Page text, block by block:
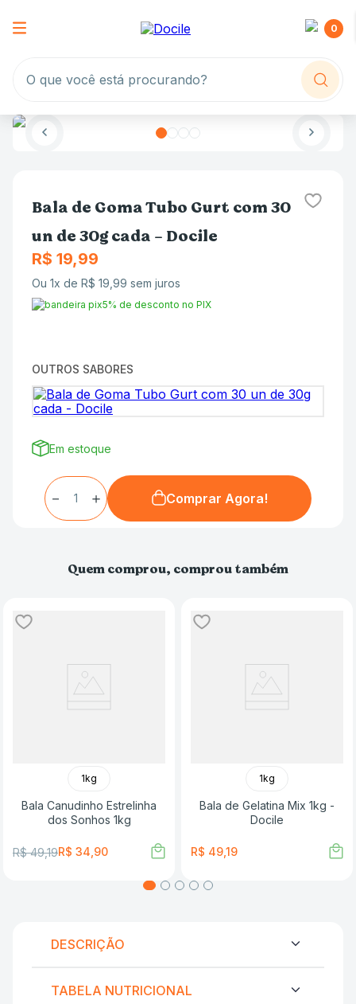
0
Bala de Goma Tubo Gurt com 30
un de 30g cada - Docile
R$ 19,99
Ou 1x de R$ 19 99 sem juros
5% de desconto no PIX
OUTROS SABORES
Em estoque
＋
－ Comprar Agora!
Quem comprou, comprou também
1kg
Bala Canudinho Estrelinha
dos Sonhos 1kg
R$ 49,19R$ 34 90
1kg
Bala de Gelatina Mix 1kg -
Docile
R$ 4919
DESCRIÇÃO
TABELA NUTRICIONAL